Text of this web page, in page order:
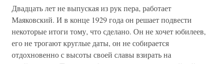
Двадцать лет не выпуская из рук пера, работает
Маяковский. И в конце 1929 года он решает подвести
некоторые итоги тому, что сделано. Он не хочет юбилеев,
его не трогают круглые даты, он не собирается
отдохновенно с высоты своей славы взирать на